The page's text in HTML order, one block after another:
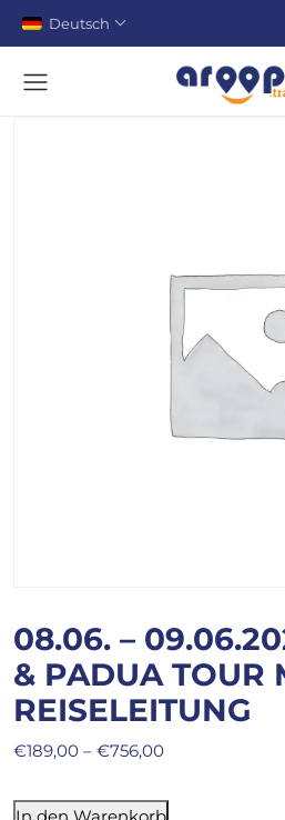
Deutsch
08.06. –
& PADUA TOUR
REISELEITUNG
€189,00 – €756,00